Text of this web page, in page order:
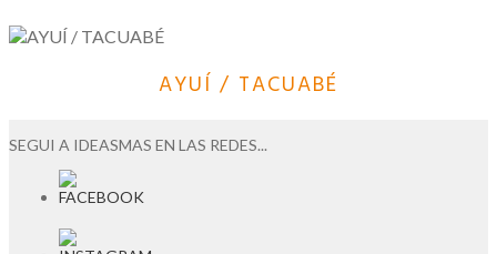
AYUÍ / TACUABÉ
SEGUI A IDEASMAS EN LAS REDES...